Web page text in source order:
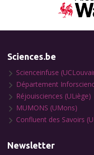
Sciences.be
Scienceinfuse
Département
Réjouisciences (ULiège)
MUMONS (UMons)
Confluent des Savoirs
Newsletter